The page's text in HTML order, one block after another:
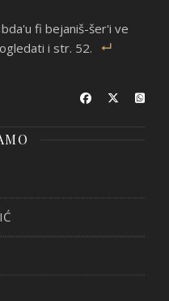
fi bejaniš-šer'i ve
i str. 52.